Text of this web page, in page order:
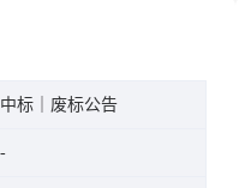
中标｜废标公告